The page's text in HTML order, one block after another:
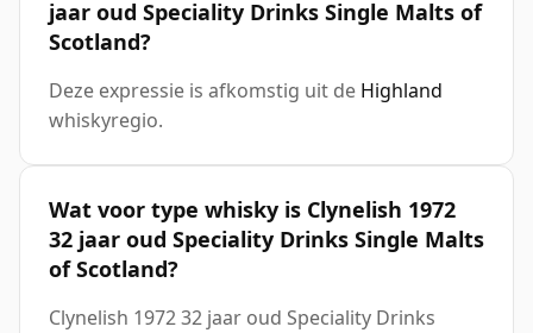
jaar oud Speciality Drinks Single Malts of
Scotland?
Deze expressie is afkomstig uit de Highland
whiskyregio.
Wat voor type whisky is Clynelish 1972
32 jaar oud Speciality Drinks Single Malts
of Scotland?
Clynelish 1972 32 jaar oud Speciality Drinks